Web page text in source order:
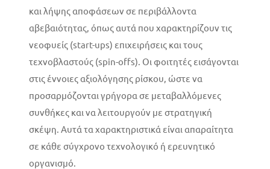
και λήψης αποφάσεων σε περιβάλλοντα
αβεβαιότητας, όπως αυτά που χαρακτηρίζουν τις
νεοφυείς (start-ups) επιχειρήσεις και τους
τεχνοβλαστούς (spin-offs). Οι φοιτητές εισάγονται
στις έννοιες αξιολόγησης ρίσκου, ώστε να
προσαρμόζονται γρήγορα σε μεταβαλλόμενες
συνθήκες και να λειτουργούν με στρατηγική
σκέψη. Αυτά τα χαρακτηριστικά είναι απαραίτητα
σε κάθε σύγχρονο τεχνολογικό ή ερευνητικό
οργανισμό.